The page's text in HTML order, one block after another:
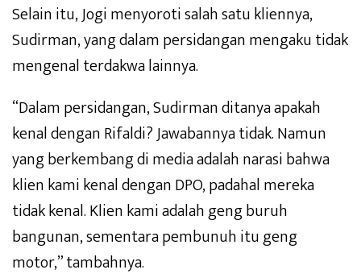
Selain itu, Jogi menyoroti salah satu kliennya,
Sudirman, yang dalam persidangan mengaku tidak
mengenal terdakwa lainnya.
“Dalam persidangan, Sudirman ditanya apakah
kenal dengan Rifaldi? Jawabannya tidak. Namun
yang berkembang di media adalah narasi bahwa
klien kami kenal dengan DPO, padahal mereka
tidak kenal. Klien kami adalah geng buruh
bangunan, sementara pembunuh itu geng
motor,” tambahnya.